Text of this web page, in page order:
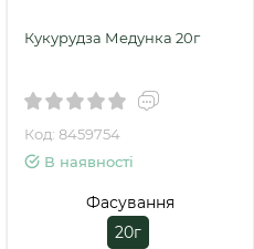
Кукурудза Медунка 20г
Код: 8459754
В наявності
Фасування
20г